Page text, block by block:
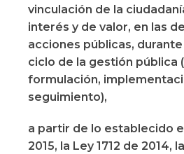
vinculación de la
interés y de valor, en las
acciones públicas, durante
ciclo de la gestión pública
formulación,
seguimiento),
a partir de lo establecido
2015, la Ley 1712 de 2014,